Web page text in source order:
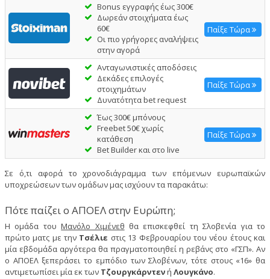
Bonus εγγραφής έως 300€
Δωρεάν στοιχήματα έως
60€
Οι πιο γρήγορες αναλήψεις
στην αγορά
Παίξε Τώρα
Ανταγωνιστικές αποδόσεις
Δεκάδες επιλογές
στοιχημάτων
Δυνατότητα bet request
Παίξε Τώρα
Έως 300€ μπόνους
Freebet 50€ χωρίς
κατάθεση
Bet Builder και στο live
Παίξε Τώρα
Σε ό,τι αφορά το χρονοδιάγραμμα των επόμενων ευρωπαϊκών
υποχρεώσεων των ομάδων μας ισχύουν τα παρακάτω:
Πότε παίζει ο ΑΠΟΕΛ στην Ευρώπη;
Η ομάδα τουΜανόλο Χιμένεθ θα επισκεφθεί τη Σλοβενία για το
πρώτο ματς με την Τσέλιε στις 13 Φεβρουαρίου του νέου έτους και
μία εβδομάδα αργότερα θα πραγματοποιηθεί η ρεβάνς στο «ΓΣΠ». Αν
ο ΑΠΟΕΛ ξεπεράσει το εμπόδιο των Σλοβένων, τότε στους «16» θα
αντιμετωπίσει μία εκ των Τζουργκάρντενή Λουγκάνο.